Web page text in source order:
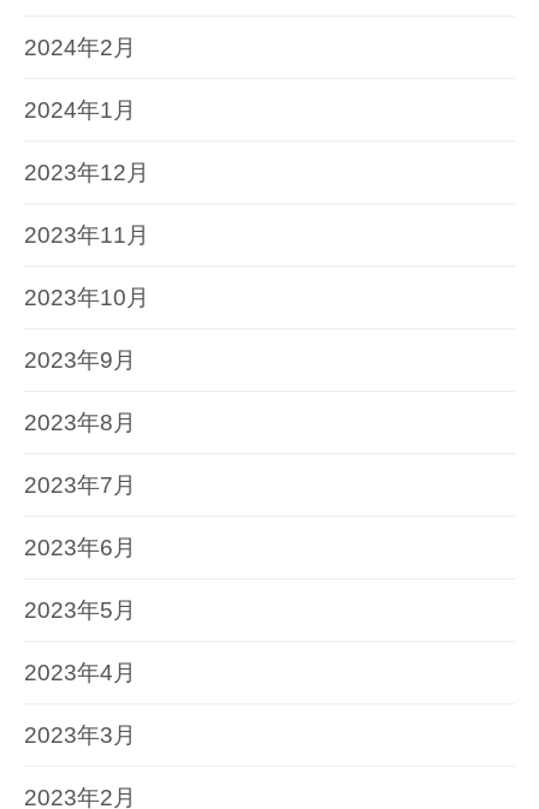
2024年2月
2024年1月
2023年12月
2023年11月
2023年10月
2023年9月
2023年8月
2023年7月
2023年6月
2023年5月
2023年4月
2023年3月
2023年2月